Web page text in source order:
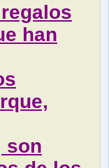
han
son